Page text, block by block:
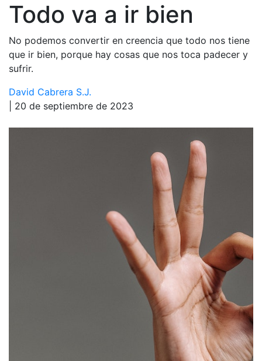
Todo va a ir bien
No podemos convertir en creencia que todo nos tiene
que ir bien, porque hay cosas que nos toca padecer y
sufrir.
David Cabrera S.J.
| 20 de septiembre de 2023